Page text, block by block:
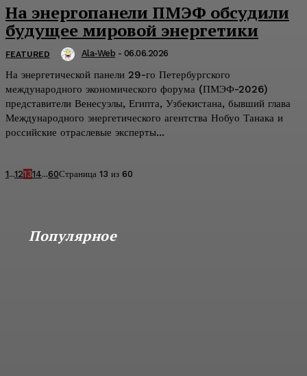
На энергопанели ПМЭФ обсудили
будущее мировой энергетики
FEATURED Ala-Web - 06.06.2026
На энергетической панели 29-го Петербургского
международного экономического форума (ПМЭФ-2026)
представители Венесуэлы, Египта, Узбекистана, бывший глава
Международного энергетического агентства Нобуо Танака и
российские отраслевые эксперты...
1...121314...60Страница 13 из 60
Популярное